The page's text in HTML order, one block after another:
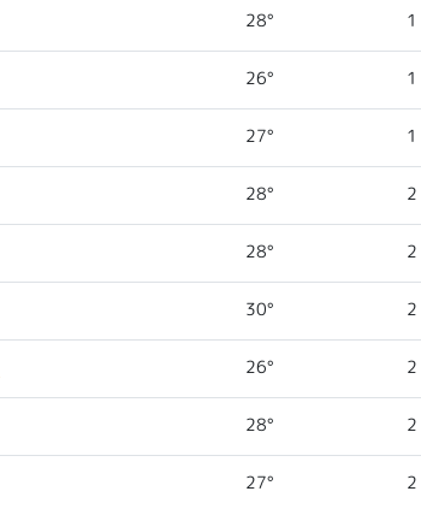
28° 1
26° 1
27° 1
28° 2
28° 2
30° 2
26° 2
28° 2
27° 2